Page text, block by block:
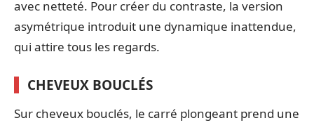
avec netteté. Pour créer du contraste, la version
asymétrique introduit une dynamique inattendue,
qui attire tous les regards.
CHEVEUX BOUCLÉS
Sur cheveux bouclés, le carré plongeant prend une